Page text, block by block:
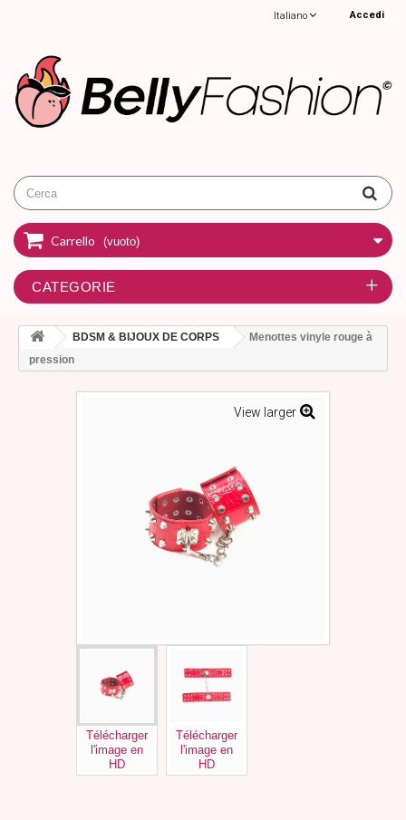
Accedi
Italiano
Carrello (vuoto)
CATEGORIE
BDSM & BIJOUX DE CORPS
Menottes vinyle rouge à
pression
View larger
Télécharger
l'image en
HD
Télécharger
l'image en
HD